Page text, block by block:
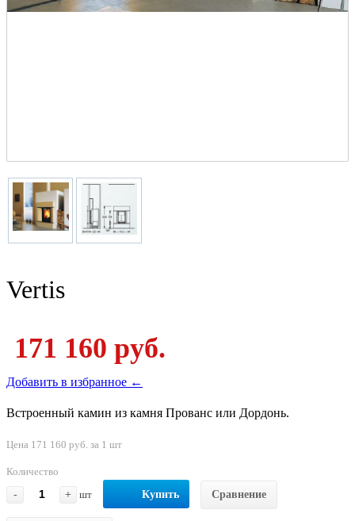
Vertis
171 160 руб.
Добавить в избранное ←
Встроенный камин из камня Прованс или Дордонь.
Цена 171 160 руб. за 1 шт
Количество
-
+ шт Купить Сравнение